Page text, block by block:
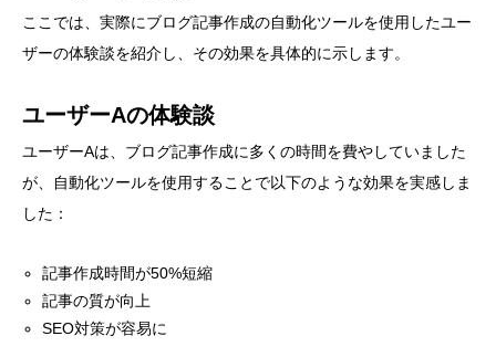
ここでは、実際にブログ記事作成の自動化ツールを使用したユー
ザーの体験談を紹介し、その効果を具体的に示します。
ユーザーAの体験談
ユーザーAは、ブログ記事作成に多くの時間を費やしていました
が、自動化ツールを使用することで以下のような効果を実感しま
した：
記事作成時間が50%短縮
記事の質が向上
SEO対策が容易に